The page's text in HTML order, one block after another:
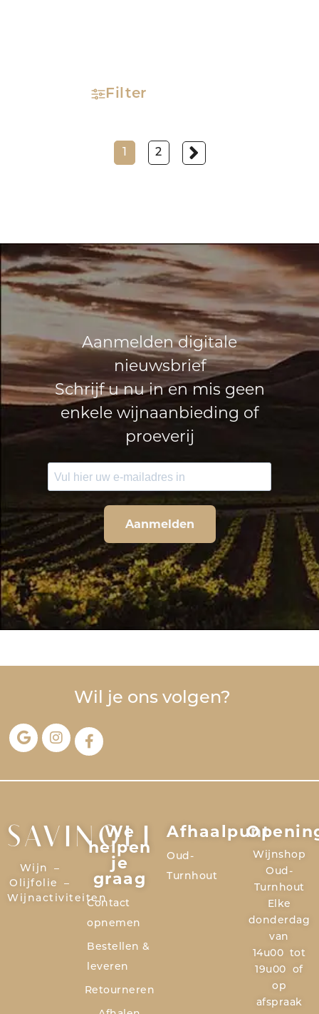
Filter
2
Aanmelden digitale
nieuwsbrief
Schrijf u nu in en mis geen
enkele wijnaanbieding of
proeverij
Aanmelden
Wil je ons volgen?
SAVINOLI
Wijn –
Olijfolie –
Wijnactiviteiten
We
helpen
je
graag
Contact
opnemen
Bestellen &
leveren
Retourneren
Afhaalpunt
Oud-
Turnhout
Wijnshop
Oud-
Turnhout
Elke
donderdag
van
14u00 tot
19u00 of
op
afspraak